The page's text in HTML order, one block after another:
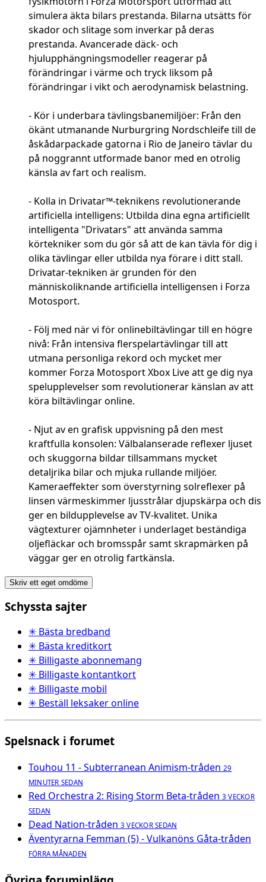
simulera äkta bilars prestanda. Bilarna utsätts för
skador och slitage som inverkar på deras
prestanda. Avancerade däck- och
hjulupphängningsmodeller reagerar på
förändringar i värme och tryck liksom på
förändringar i vikt och aerodynamisk belastning.
- Kör i underbara tävlingsbanemiljöer: Från den
ökänt utmanande Nurburgring Nordschleife till de
åskådarpackade gatorna i Rio de Janeiro tävlar du
på noggrannt utformade banor med en otrolig
känsla av fart och realism.
- Kolla in Drivatar™-teknikens revolutionerande
artificiella intelligens: Utbilda dina egna artificiellt
intelligenta "Drivatars" att använda samma
körtekniker som du gör så att de kan tävla för dig i
olika tävlingar eller utbilda nya förare i ditt stall.
Drivatar-tekniken är grunden för den
människoliknande artificiella intelligensen i Forza
Motosport.
- Följ med när vi för onlinebiltävlingar till en högre
nivå: Från intensiva flerspelartävlingar till att
utmana personliga rekord och mycket mer
kommer Forza Motosport Xbox Live att ge dig nya
spelupplevelser som revolutionerar känslan av att
köra biltävlingar online.
- Njut av en grafisk uppvisning på den mest
kraftfulla konsolen: Välbalanserade reflexer ljuset
och skuggorna bildar tillsammans mycket
detaljrika bilar och mjuka rullande miljöer.
Kameraeffekter som överstyrning solreflexer på
linsen värmeskimmer ljusstrålar djupskärpa och dis
ger en bildupplevelse av TV-kvalitet. Unika
vägtexturer ojämnheter i underlaget beständiga
oljefläckar och bromsspår samt skrapmärken på
väggar ger en otrolig fartkänsla.
Skriv ett eget omdöme
Schyssta sajter
✳ Bästa bredband
✳ Bästa kreditkort
✳ Billigaste abonnemang
✳ Billigaste kontantkort
✳ Billigaste mobil
✳ Beställ leksaker online
Spelsnack i forumet
Touhou 11 - Subterranean Animism-tråden 29
MINUTER SEDAN
Red Orchestra 2: Rising Storm Beta-tråden 3 VECKOR
SEDAN
Dead Nation-tråden 3 VECKOR SEDAN
Äventyrarna Femman (5) - Vulkanöns Gåta-tråden
FÖRRA MÅNADEN